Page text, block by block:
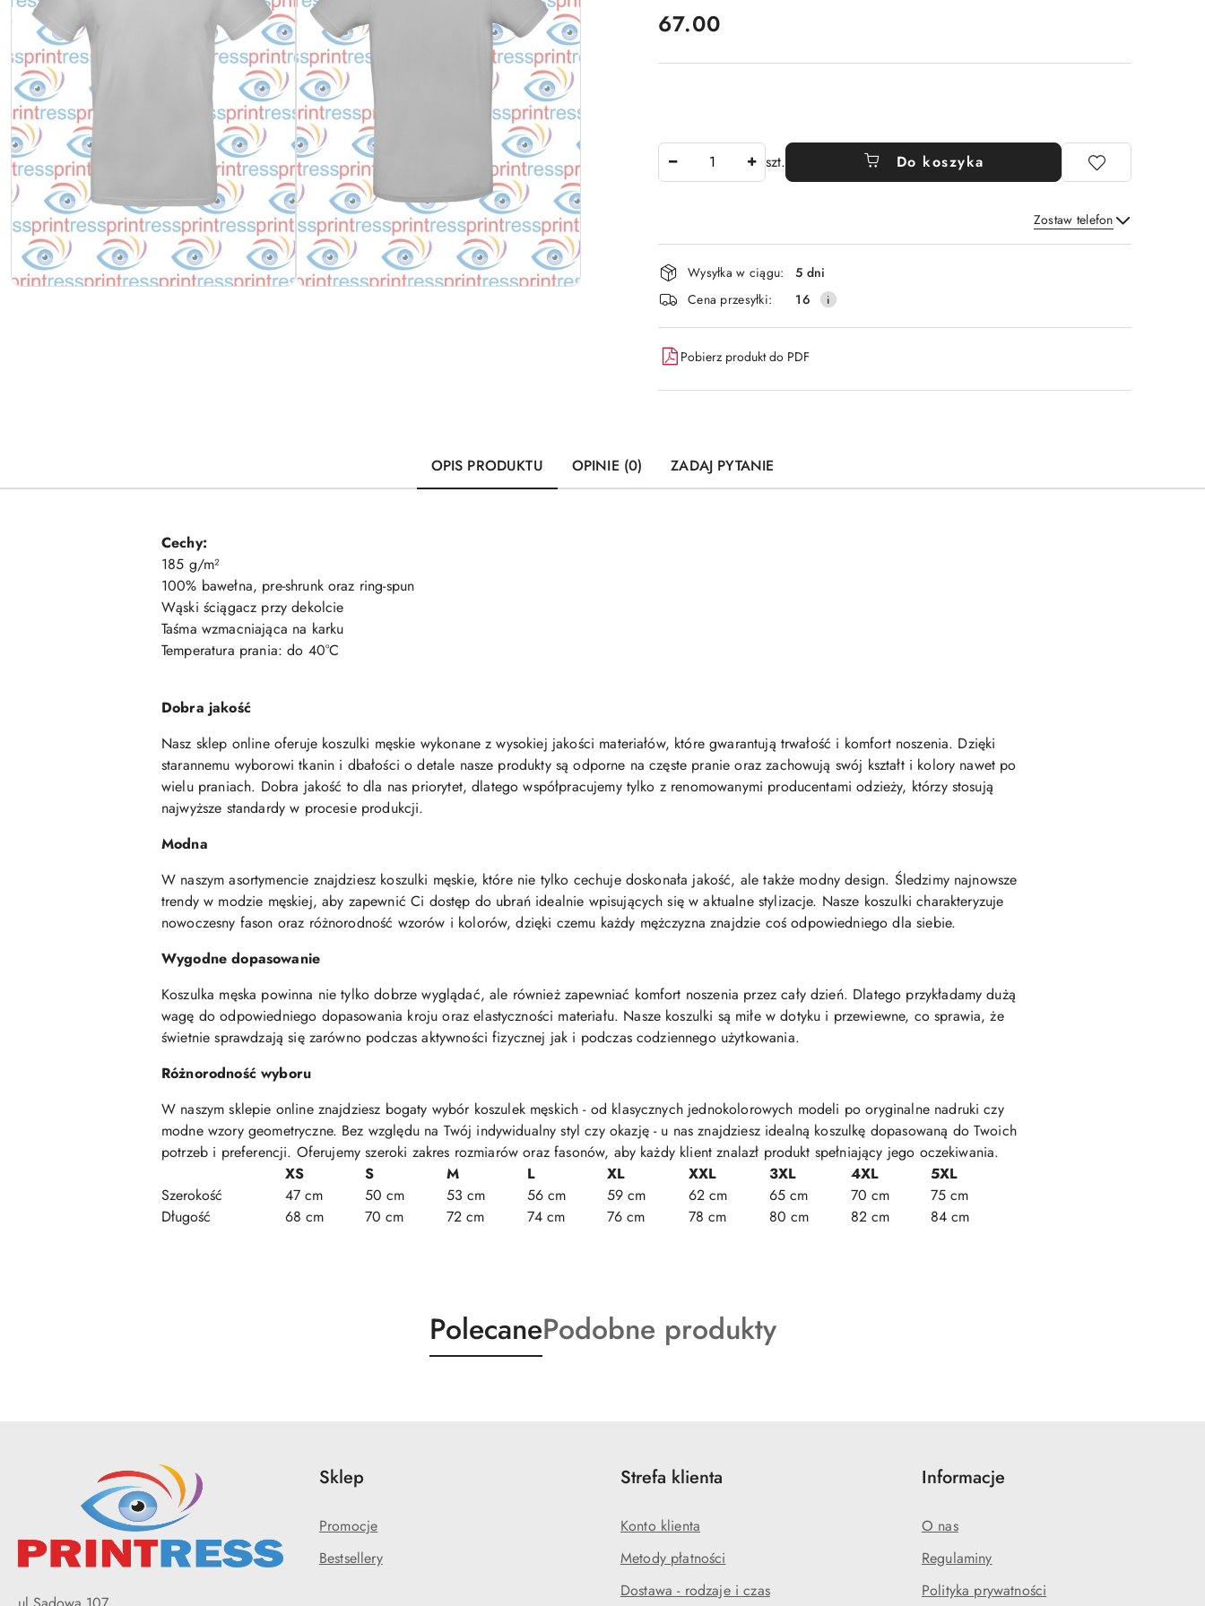
cena:
67.00
szt. Do koszyka
Zostaw telefon
Wyślij
Dostępność
i
dostawa
Wysyłka w ciągu:
5 dni
Cena przesyłki:
16
Pobierz produkt do PDF
OPIS PRODUKTU OPINIE (0) ZADAJ PYTANIE
Cechy:
185 g/m²
100% bawełna, pre-shrunk oraz ring-spun
Wąski ściągacz przy dekolcie
Taśma wzmacniająca na karku
Temperatura prania: do 40°C
Dobra jakość
Nasz sklep online oferuje koszulki męskie wykonane z wysokiej jakości materiałów, które gwarantują trwałość i komfort noszenia. Dzięki
starannemu wyborowi tkanin i dbałości o detale nasze produkty są odporne na częste pranie oraz zachowują swój kształt i kolory nawet po
wielu praniach. Dobra jakość to dla nas priorytet, dlatego współpracujemy tylko z renomowanymi producentami odzieży, którzy stosują
najwyższe standardy w procesie produkcji.
Modna
W naszym asortymencie znajdziesz koszulki męskie, które nie tylko cechuje doskonała jakość, ale także modny design. Śledzimy najnowsze
trendy w modzie męskiej, aby zapewnić Ci dostęp do ubrań idealnie wpisujących się w aktualne stylizacje. Nasze koszulki charakteryzuje
nowoczesny fason oraz różnorodność wzorów i kolorów, dzięki czemu każdy mężczyzna znajdzie coś odpowiedniego dla siebie.
Wygodne dopasowanie
Koszulka męska powinna nie tylko dobrze wyglądać, ale również zapewniać komfort noszenia przez cały dzień. Dlatego przykładamy dużą
wagę do odpowiedniego dopasowania kroju oraz elastyczności materiału. Nasze koszulki są miłe w dotyku i przewiewne, co sprawia, że
świetnie sprawdzają się zarówno podczas aktywności fizycznej jak i podczas codziennego użytkowania.
Różnorodność wyboru
W naszym sklepie online znajdziesz bogaty wybór koszulek męskich - od klasycznych jednokolorowych modeli po oryginalne nadruki czy
modne wzory geometryczne. Bez względu na Twój indywidualny styl czy okazję - u nas znajdziesz idealną koszulkę dopasowaną do Twoich
potrzeb i preferencji. Oferujemy szeroki zakres rozmiarów oraz fasonów, aby każdy klient znalazł produkt spełniający jego oczekiwania.
XS
S M L XL XXL 3XL 4XL
5XL
Szerokość
47 cm 50 cm 53 cm 56 cm 59 cm 62 cm 65 cm 70 cm
75 cm
Długość
68 cm 70 cm 72 cm 74 cm 76 cm 78 cm 80 cm 82 cm 84 cm
Produkty
o
PolecaneProdukty
o
Podobne produkty
Sklep
Promocje
Bestsellery
Strefa klienta
Konto klienta
Metody płatności
Dostawa - rodzaje i czas
Informacje
O nas
Regulaminy
Polityka prywatności